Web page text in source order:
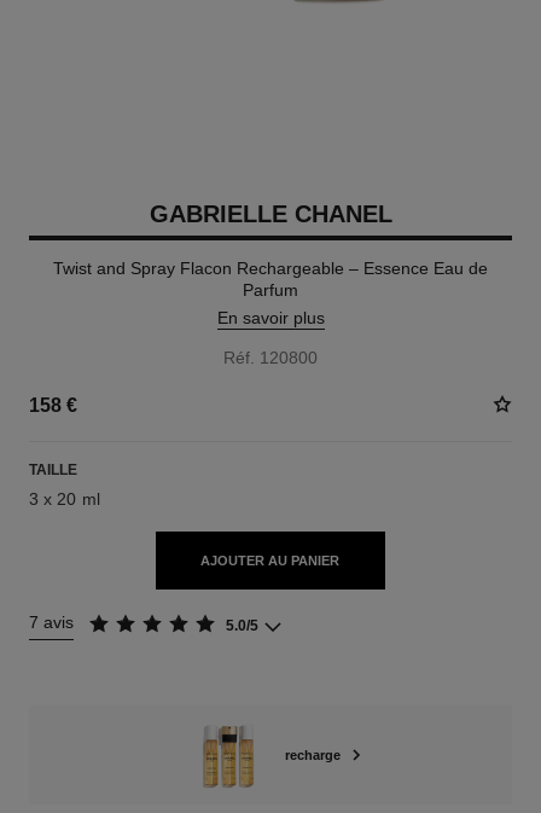
GABRIELLE CHANEL
Twist and Spray Flacon Rechargeable – Essence Eau de
Parfum
En savoir plus
Réf. 120800
158 €
TAILLE
3 x 20 ml
AJOUTER AU PANIER
7 avis 5.0/5
recharge